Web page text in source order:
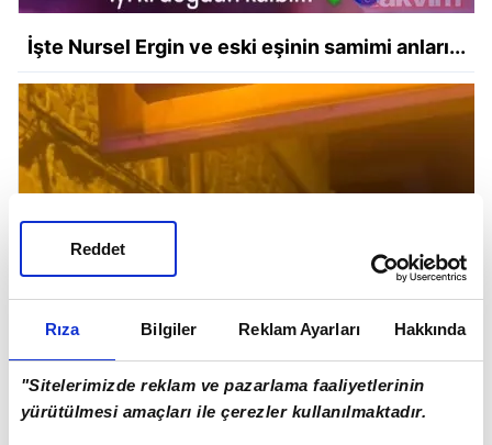
Rıza Bilgiler Reklam Ayarları Hakkında
"Sitelerimizde reklam ve pazarlama faaliyetlerinin
yürütülmesi amaçları ile çerezler kullanılmaktadır.
Reddet
İşte Nursel Ergin ve eski eşinin samimi anları...